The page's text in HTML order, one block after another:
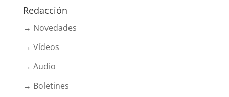
Redacción
→ Novedades
→ Vídeos
→ Audio
→ Boletines